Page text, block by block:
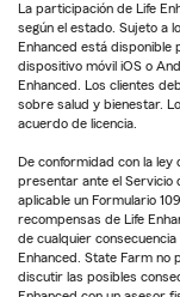
La participación de Life
según el estado. Sujeto a
Enhanced está disponible
dispositivo móvil iOS o
Enhanced. Los clientes
sobre salud y bienestar.
acuerdo de licencia.
De conformidad con la
presentar ante el Servicio
aplicable un Formulario
recompensas de Life
de cualquier
Enhanced. State Farm no
discutir las posibles